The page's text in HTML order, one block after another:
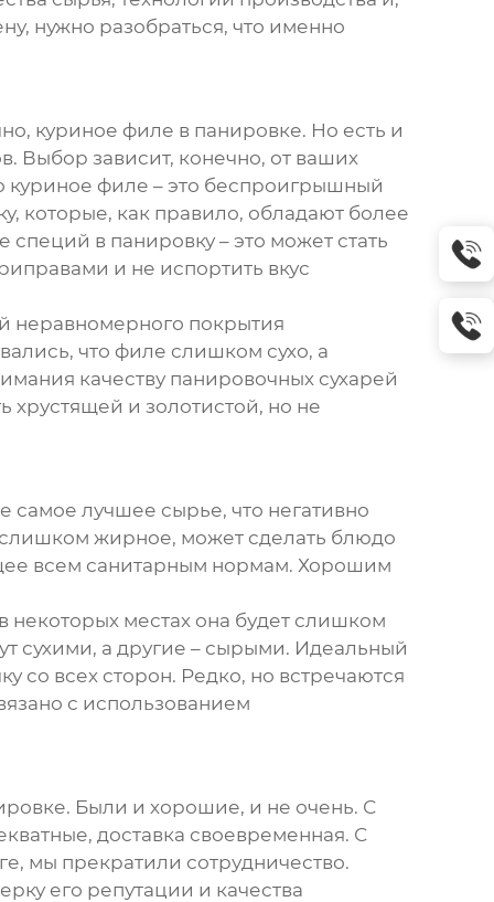
нужно разобраться, что именно
куриное филе в панировке. Но есть и
Выбор зависит, конечно, от ваших
куриное филе – это беспроигрышный
которые, как правило, обладают более
в панировку – это может стать
и не испортить вкус
неравномерного покрытия
что филе слишком сухо, а
качеству панировочных сухарей
хрустящей и золотистой, но не
самое лучшее сырье, что негативно
слишком жирное, может сделать блюдо
всем санитарным нормам. Хорошим
местах она будет слишком
сухими, а другие – сырыми. Идеальный
со всех сторон. Редко, но встречаются
с использованием
. Были и хорошие, и не очень. С
доставка своевременная. С
мы прекратили сотрудничество.
его репутации и качества